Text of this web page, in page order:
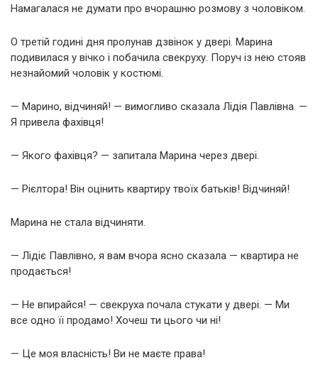
Намагалася не думати про вчорашню розмову з чоловіком.
О третій годині дня пролунав дзвінок у двері. Марина
подивилася у вічко і побачила свекруху. Поруч із нею стояв
незнайомий чоловік у костюмі.
— Марино, відчиняй! — вимогливо сказала Лідія Павлівна. —
Я привела фахівця!
— Якого фахівця? — запитала Марина через двері.
— Рієлтора! Він оцінить квартиру твоїх батьків! Відчиняй!
Марина не стала відчиняти.
— Лідіє Павлівно, я вам вчора ясно сказала — квартира не
продається!
— Не впирайся! — свекруха почала стукати у двері. — Ми
все одно її продамо! Хочеш ти цього чи ні!
— Це моя власність! Ви не маєте права!